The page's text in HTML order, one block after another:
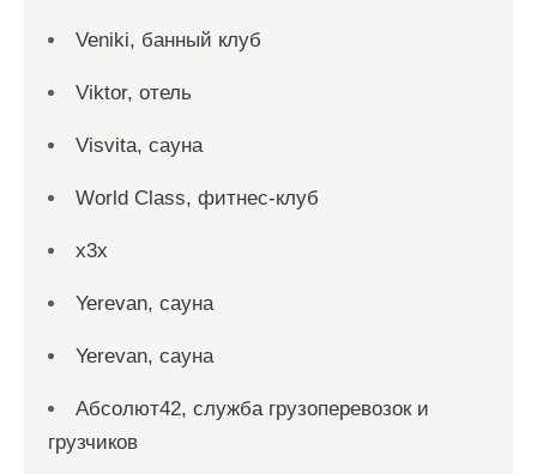
Veniki, банный клуб
Viktor, отель
Visvita, сауна
World Class, фитнес-клуб
x3x
Yerevan, сауна
Yerevan, сауна
Абсолют42, служба грузоперевозок и
грузчиков